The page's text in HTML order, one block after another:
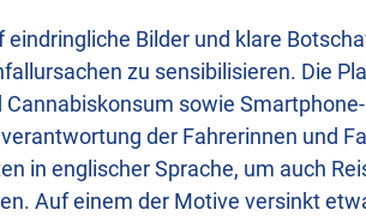
eindringliche Bilder und klare
zu sensibilisieren. Die
Cannabiskonsum sowie
der Fahrerinnen und
in englischer Sprache, um auch
Auf einem der Motive versinkt